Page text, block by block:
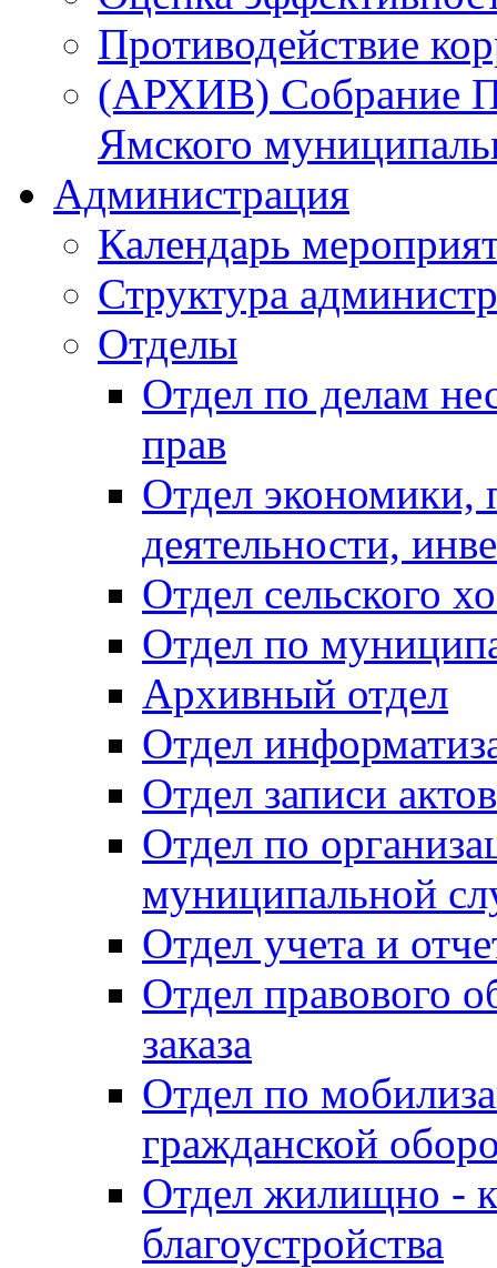
Противодействие
(АРХИВ) Собрание
Ямского
Администрация
Календарь
Структура
Отделы
Отдел по делам
прав
Отдел экономики,
деятельности,
Отдел сельского
Отдел по
Архивный отдел
Отдел
Отдел записи
Отдел по
муниципальной
Отдел учета и
Отдел правового
заказа
Отдел по
гражданской
Отдел жилищно -
благоустройства